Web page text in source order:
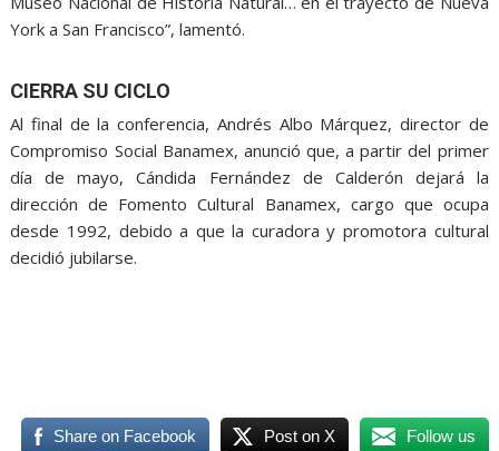
York a San Francisco”, lamentó.
CIERRA SU CICLO
Al final de la conferencia, Andrés Albo Márquez, director de
Compromiso Social Banamex, anunció que, a partir del primer
día de mayo, Cándida Fernández de Calderón dejará la
dirección de Fomento Cultural Banamex, cargo que ocupa
desde 1992, debido a que la curadora y promotora cultural
decidió jubilarse.
Share on Facebook Post on X Follow us